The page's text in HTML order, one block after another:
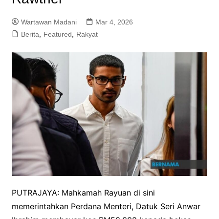
Wartawan Madani
Mar 4, 2026
Berita, Featured, Rakyat
PUTRAJAYA: Mahkamah Rayuan di sini
memerintahkan Perdana Menteri, Datuk Seri Anwar